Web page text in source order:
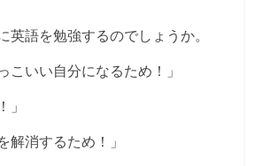
英語を勉強するのでしょうか。
こいい自分になるため！」
」
解消するため！」